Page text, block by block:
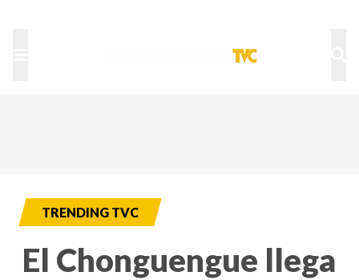
TRENDING TVC
El Chonguengue llega